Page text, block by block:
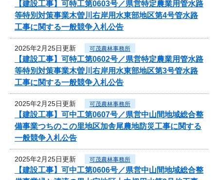
【建設工事】可特工第0603号／県営特定農業用管水路
等特別対策事業木曽川右岸用水東部地区第4号管水路
工事に関する一般競争入札公告
2025年2月25日更新 可茂農林事務所
【建設工事】可特工第0602号／県営特定農業用管水路
等特別対策事業木曽川右岸用水東部地区第3号管水路
工事に関する一般競争入札公告
2025年2月25日更新 可茂農林事務所
【建設工事】可中工第0607号／県営中山間地域総合整
備事業つちのこの里地区加舎尾農地防災工事に関する
一般競争入札公告
2025年2月25日更新 可茂農林事務所
【建設工事】可中工第0606号／県営中山間地域総合整